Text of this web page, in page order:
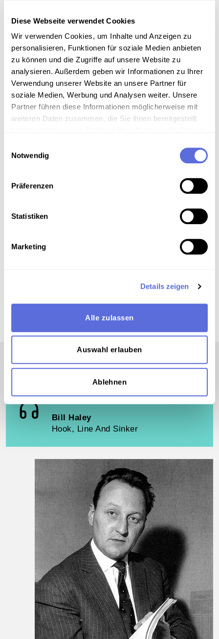
Diese Webseite verwendet Cookies
Wir verwenden Cookies, um Inhalte und Anzeigen zu
personalisieren, Funktionen für soziale Medien anbieten
zu können und die Zugriffe auf unsere Website zu
analysieren. Außerdem geben wir Informationen zu Ihrer
Verwendung unserer Website an unsere Partner für
soziale Medien, Werbung und Analysen weiter. Unsere
Partner führen diese Informationen möglicherweise mit
weiteren Daten zusammen, die Sie ihnen bereitgestellt
Notwendig
Präferenzen
Statistiken
Marketing
Details zeigen
Alle zulassen
Auswahl erlauben
Ablehnen
Stuart Green, den Sendungs­ver­ant­wortlichen von
Rot-Weiß-Rot, in Deutsch. Diese Bekannt­schaft
ebnete ihm den Weg für seine Radio-Karriere und so
begann er am 1. Jänner 1949 beim Sender Rot-Weiß-
Rot. Hier spielte er in seinen Sendungen „Der alte
Platten­mann“, „Klingende Kleinig­keiten“, „Sandmann
Serenade“ und „Swing und Sweet“ Platten aus der
immer umfang­reicher werdenden
Schellacksammlung, die mittlerweile weit über
Bill Haley
Hook, Line And Sinker